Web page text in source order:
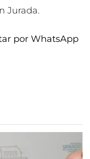
Jurada.
por WhatsApp